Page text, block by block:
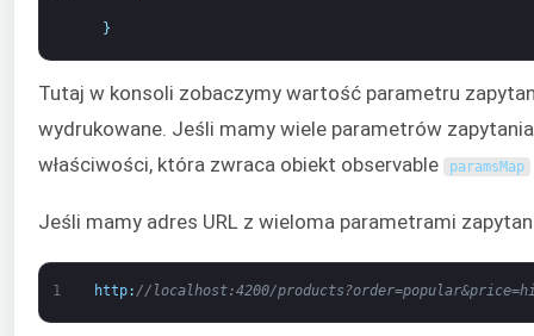
}
Tutaj w konsoli zobaczymy wartość parametru
wydrukowane. Jeśli mamy wiele parametrów
właściwości, która zwraca obiekt observable
paramsMap
Jeśli mamy adres URL z wieloma parametrami
1 http: //localhost:4200/